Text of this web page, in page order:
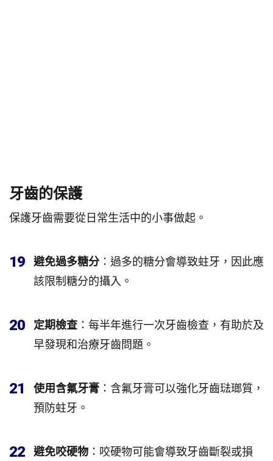
牙齒的保護
保護牙齒需要從日常生活中的小事做起。
19 避免過多糖分 ：過多的糖分會導致蛀牙，因此應
該限制糖分的攝入。
20 定期檢查 ：每半年進行一次牙齒檢查，有助於及
早發現和治療牙齒問題。
21 使用含氟牙膏 ：含氟牙膏可以強化牙齒琺瑯質，
預防蛀牙。
22 避免咬硬物 ：咬硬物可能會導致牙齒斷裂或損